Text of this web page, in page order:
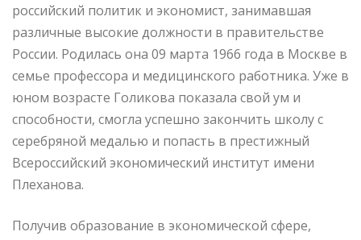
российский политик и экономист, занимавшая
различные высокие должности в правительстве
России. Родилась она 09 марта 1966 года в Москве в
семье профессора и медицинского работника. Уже в
юном возрасте Голикова показала свой ум и
способности, смогла успешно закончить школу с
серебряной медалью и попасть в престижный
Всероссийский экономический институт имени
Плеханова.
Получив образование в экономической сфере,